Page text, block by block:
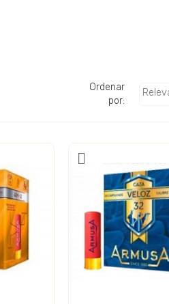
Ordenar
por: